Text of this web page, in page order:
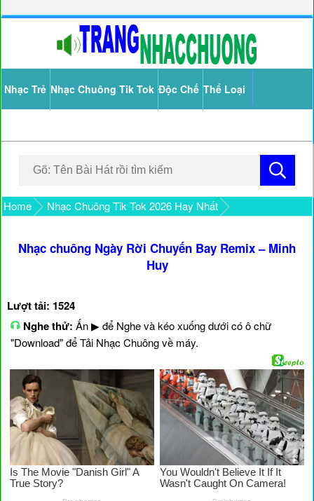
Nhạc Trẻ Nhạc Chuông Tik Tok Độc Chế Thể Loại
Home Nhạc Chuông Tik Tok 2026 Hay Nhất
Nhạc chuông Ngày Rời Chuyến Bay Remix – Minh
Huy
Lượt tải: 1524
Nghe thử: Ấn ▶ để Nghe và kéo xuống dưới có ô chữ
"Download" để Tải Nhạc Chuông về máy.